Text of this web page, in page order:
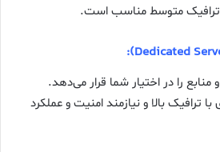
متوسط مناسب است.
را در اختیار شما قرار می‌دهد.
بالا و نیازمند امنیت و عملکرد